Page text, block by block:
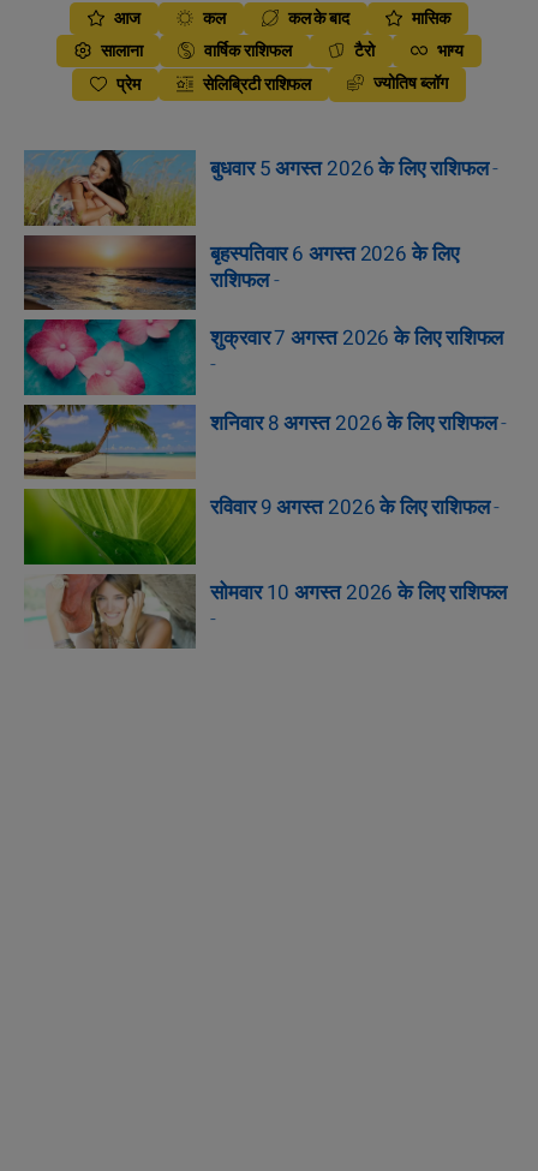
आज कल कल के बाद
मासिक
सालाना
वार्षिक राशिफल टैरो
भाग्य
प्रेम
सेलिब्रिटी राशिफल ज्योतिष ब्लॉग
बुधवार 5 अगस्त 2026 के लिए राशिफल-
बृहस्पतिवार 6 अगस्त 2026 के लिए
राशिफल-
शुक्रवार 7 अगस्त 2026 के लिए राशिफल
-
शनिवार 8 अगस्त 2026 के लिए राशिफल-
रविवार 9 अगस्त 2026 के लिए राशिफल-
सोमवार 10 अगस्त 2026 के लिए राशिफल
-